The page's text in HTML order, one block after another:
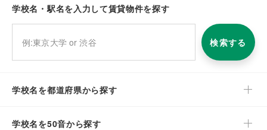
学校名・駅名を入力して賃貸物件を探す
検索する
学校名を都道府県から探す
学校名を50音から探す